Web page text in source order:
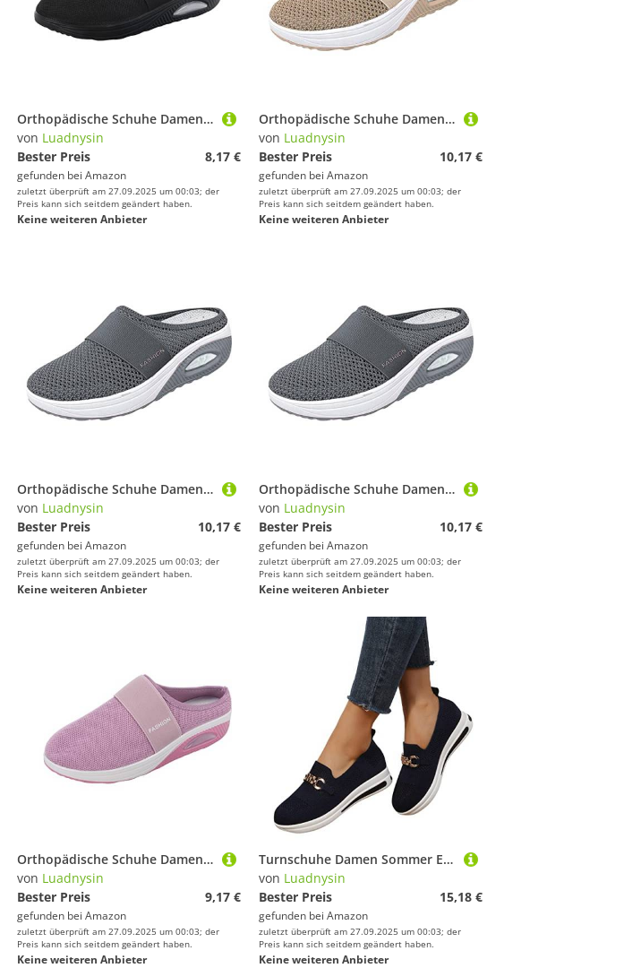
Orthopädische Schuhe Damen Air Cushion Diabetiker Schuhe Mit Luftkissen Lässige Slip On Walkingschuhe Sandalen Wmshoes Nettjade Joggingschuhe Laufschuhe Sportschuhe Turnschuhe Sneaker Damen
von Luadnysin
Bester Preis
8,17 €
gefunden bei Amazon
zuletzt überprüft am 27.09.2025 um 00:03; der
Preis kann sich seitdem geändert haben.
Keine weiteren Anbieter
Orthopädische Schuhe Damen Air Cushion Diabetiker Schuhe Mit Luftkissen Lässige Slip On Walkingschuhe Sandalen Wmshoes Nettjade Joggingschuhe Laufschuhe Sportschuhe Turnschuhe Sneaker Damen
von Luadnysin
Bester Preis
10,17 €
gefunden bei Amazon
zuletzt überprüft am 27.09.2025 um 00:03; der
Preis kann sich seitdem geändert haben.
Keine weiteren Anbieter
Orthopädische Schuhe Damen Air Cushion Diabetiker Schuhe Mit Luftkissen Lässige Slip On Walkingschuhe Sandalen Wmshoes Nettjade Joggingschuhe Laufschuhe Sportschuhe Turnschuhe Sneaker Damen
von Luadnysin
Bester Preis
10,17 €
gefunden bei Amazon
zuletzt überprüft am 27.09.2025 um 00:03; der
Preis kann sich seitdem geändert haben.
Keine weiteren Anbieter
Orthopädische Schuhe Damen Air Cushion Diabetiker Schuhe Mit Luftkissen Lässige Slip On Walkingschuhe Sandalen Wmshoes Nettjade Joggingschuhe Laufschuhe Sportschuhe Turnschuhe Sneaker Damen
von Luadnysin
Bester Preis
10,17 €
gefunden bei Amazon
zuletzt überprüft am 27.09.2025 um 00:03; der
Preis kann sich seitdem geändert haben.
Keine weiteren Anbieter
Orthopädische Schuhe Damen Air Cushion Diabetiker Schuhe Mit Luftkissen Lässige Slip On Walkingschuhe Sandalen Wmshoes Nettjade Joggingschuhe Laufschuhe Sportschuhe Turnschuhe Sneaker Damen
von Luadnysin
Bester Preis
9,17 €
gefunden bei Amazon
zuletzt überprüft am 27.09.2025 um 00:03; der
Preis kann sich seitdem geändert haben.
Keine weiteren Anbieter
Turnschuhe Damen Sommer Elegant Sportschuhe Walkingschuhe Turnschuhe Flache Schwarze Freizeitschuhe Plateau Sport Sommerschuhe Frauen Atmungsaktive Leichte Lässige Bequeme Laufschuhe Sneaker
von Luadnysin
Bester Preis
15,18 €
gefunden bei Amazon
zuletzt überprüft am 27.09.2025 um 00:03; der
Preis kann sich seitdem geändert haben.
Keine weiteren Anbieter